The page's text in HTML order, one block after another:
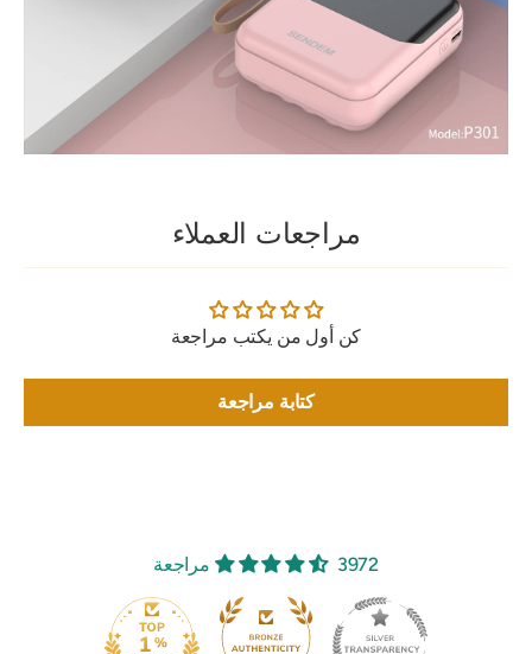
مراجعات العملاء
كن أول من يكتب مراجعة
كتابة مراجعة
3972 مراجعة